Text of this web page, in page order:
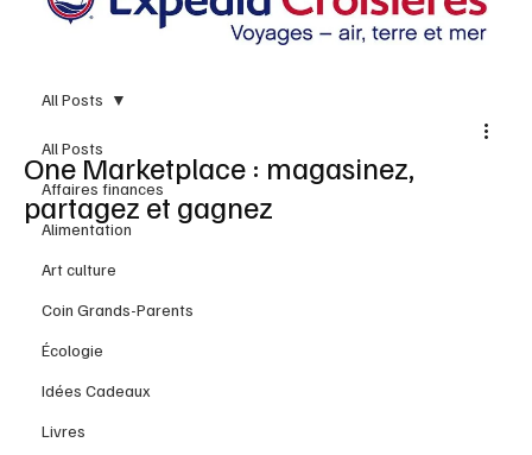
All Posts
Affaires finances
Alimentation
Art culture
Coin Grands-Parents
Écologie
Idées Cadeaux
Livres
All Posts
One Marketplace : magasinez,
partagez et gagnez